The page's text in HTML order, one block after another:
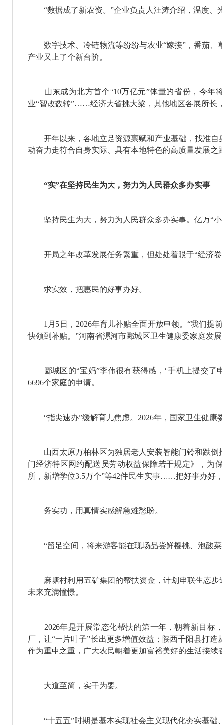
“数据成了新农资。”企业负责人汪涛介绍，温度、
数字技术、冷链物流等纷纷与农业“嫁接”，番茄、
产业又上了个新台阶。
山东成为北方首个“10万亿元”体量的省份，今年
业“智改数转”……经济大省挑大梁，其他地区各展所长
开年以来，各地立足资源禀赋和产业基础，找准自
动奋力走符合自身实际、具有本地特色的高质量发展之
“实”在坚持民生为大，努力为人民群众多办实事
坚持民生为大，努力为人民群众多办实事。亿万“小
开局之年改革发展任务繁重，但处处着眼于“经济卷
求实效，把惠民的好事办好。
1月5日，2026年育儿补贴全面开放申领。“我们提前
快领到补贴。”河南省漯河市郾城区卫生健康委家庭发
郾城区的“宝妈”李伟很有获得感，“手机上提交了
6696个家庭的申请。
“指尖速办”缓解育儿焦虑。2026年，国家卫生健康
山西太原万柏林区为独居老人安装智能门铃和跌倒
门经济特区网约配送员劳动权益保障若干规定》，为
所，新增学位3.5万个”等42件民生实事……把好事办好
务实功，用真情实感解急难愁盼。
“留足空间，将来游客能在现场品尝鲜樱桃、泡酸菜
麻塘村利用五矿集团的帮扶资金，计划串联生态步
未来充满憧憬。
2026年是开展常态化帮扶的第一年，朝着新目标
厂，让“一片叶子”长出更多增值效益；陕西千阳县打
作为重中之重，广大农民朝着更加富裕美好的生活接续
大道至简，实干为要。
“十五五”时期是基本实现社会主义现代化夯实基础